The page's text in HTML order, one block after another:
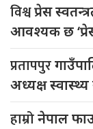
विश्वप्रेस
आवश्यक छ ‘प्रेस
प्रतापपुर
अध्यक्ष
हाम्रोनेपाल